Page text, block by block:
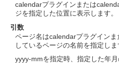
calendarプラグインまたは
ジを指定した位置に表示します。
引数
ページ名はcalendarプラグイン
しているページの名前を指定しま
yyyy-mmを指定時、指定した年月